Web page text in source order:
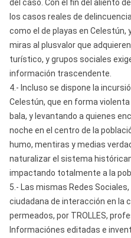
del caso. Con el fin del aliento
los casos reales de
como el de playas en Celestún,
miras al plusvalor que
turístico, y grupos sociales
información trascendente.
4.- Incluso se dispone la
Celestún, que en forma
bala, y levantando a quienes
noche en el centro de la
humo, mentiras y medias
naturalizar el sistema
impactando totalmente a la
5.- Las mismas Redes
ciudadana de interacción en la
permeados, por TROLLES,
Informaciónes editadas e